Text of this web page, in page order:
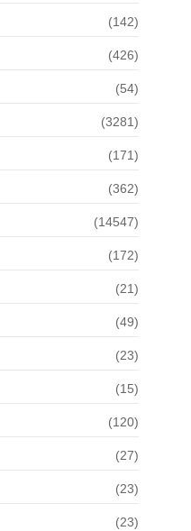
(142)
(426)
(54)
(3281)
(171)
(362)
(14547)
(172)
(21)
(49)
(23)
(15)
(120)
(27)
(23)
(23)